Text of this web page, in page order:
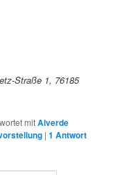
Straße 1, 76185
mitAlverde
|1 Antwort